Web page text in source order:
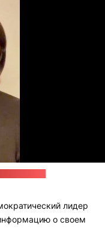
лидер
о своем